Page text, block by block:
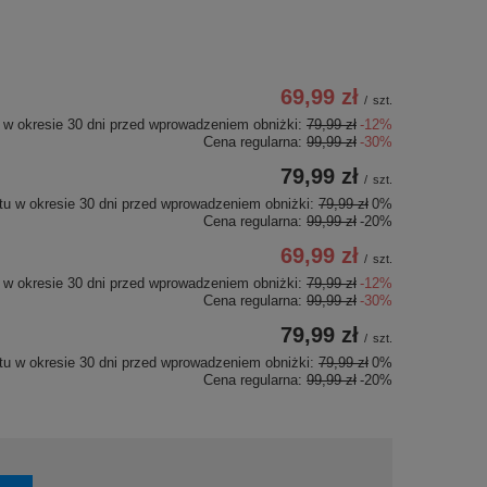
69,99 zł / szt.
okresie 30 dni przed wprowadzeniem obniżki: 79,99 zł -12%
Cena regularna: 99,99 zł -30%
79,99 zł / szt.
w okresie 30 dni przed wprowadzeniem obniżki: 79,99 zł 0%
Cena regularna: 99,99 zł -20%
69,99 zł / szt.
okresie 30 dni przed wprowadzeniem obniżki: 79,99 zł -12%
Cena regularna: 99,99 zł -30%
79,99 zł / szt.
w okresie 30 dni przed wprowadzeniem obniżki: 79,99 zł 0%
Cena regularna: 99,99 zł -20%